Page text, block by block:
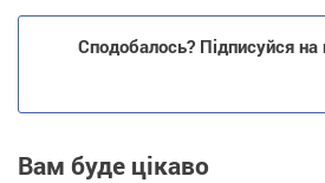
Сподобалось? Підписуйся на
Вам буде цікаво